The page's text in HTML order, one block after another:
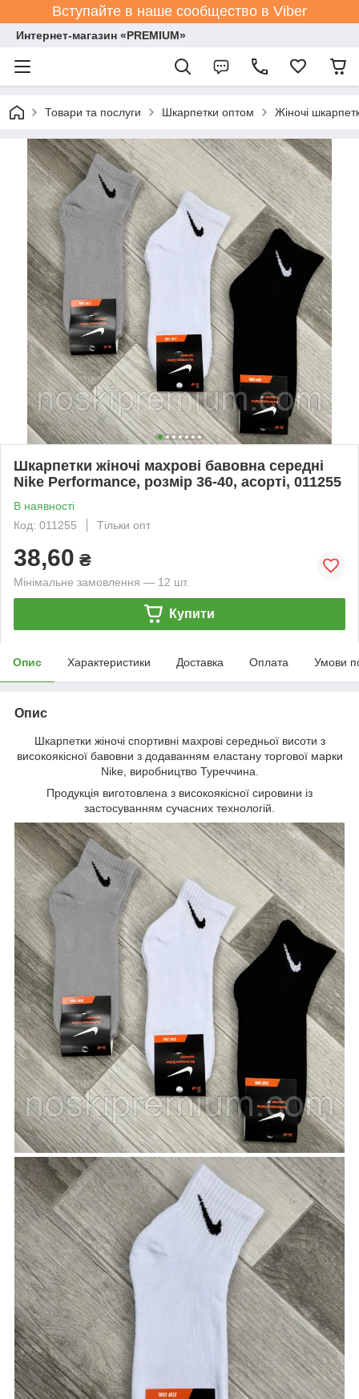
Вступайте в наше сообщество в Viber
Интернет-магазин «PREMIUM»
Товари та послуги Шкарпетки оптом Жіночі
Шкарпетки жіночі махрові бавовна середні
Nike Performance, розмір 36-40, асорті, 011255
В наявності
Код: 011255
Тільки опт
38,60 ₴
Мінімальне замовлення — 12 шт.
Купити
Опис Характеристики Доставка Оплата Умови
Опис
Шкарпетки жіночі спортивні махрові середньої висоти з
високоякісної бавовни з додаванням еластану торгової марки
Nike, виробництво Туреччина.
Продукція виготовлена з високоякісної сировини із
застосуванням сучасних технологій.